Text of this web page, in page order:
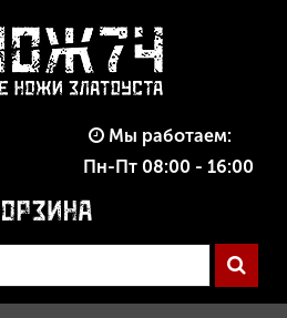
Мы работаем:
Пн-Пт 08:00 - 16:00